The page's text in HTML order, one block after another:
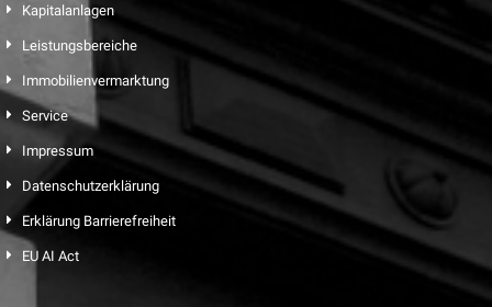
Kapitalanlagen
Leistungsbereiche
Immobilienvermarktung
Service
Impressum
Datenschutzerklärung
Erklärung Barrierefreiheit
EU AI Act